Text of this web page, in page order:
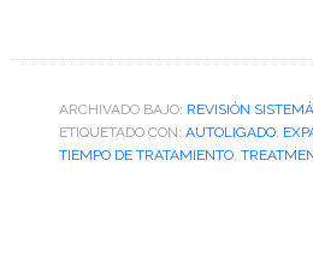
ARCHIVADO BAJO: REVISIÓN
ETIQUETADO CON: AUTOLIGADO,
TIEMPO DE TRATAMIENTO,